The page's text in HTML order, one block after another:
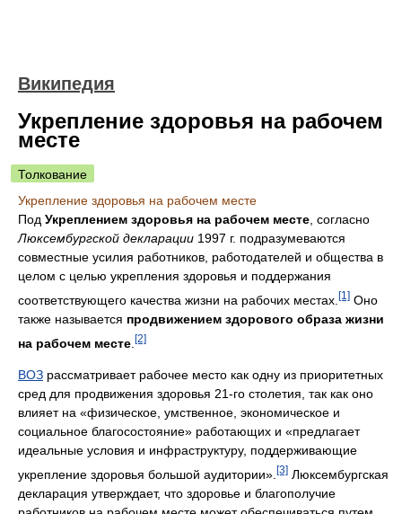
Википедия
Укрепление здоровья на рабочем
месте
Толкование
Укрепление здоровья на рабочем месте
Под Укреплением здоровья на рабочем месте , согласно
Люксембургской декларации 1997 г. подразумеваются
совместные усилия работников, работодателей и общества в
целом с целью укрепления здоровья и поддержания
соответствующего качества жизни на рабочих местах. [1] Оно
также называется продвижением здорового образа жизни
на рабочем месте [2]
ВОЗ рассматривает рабочее место как одну из приоритетных
сред для продвижения здоровья 21-го столетия, так как оно
влияет на «физическое, умственное, экономическое и
социальное благосостояние» работающих и «предлагает
идеальные условия и инфраструктуру, поддерживающие
укрепление здоровья большой аудитории». [3] Люксембургская
декларация утверждает, что здоровье и благополучие